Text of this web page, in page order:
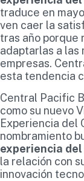
traduce en
ven caer la
tras año porque
adaptarlas a
empresas.
esta tendencia
Central Pacific
como su nuevo
Experiencia del
nombramiento
experiencia
la relación con
innovación